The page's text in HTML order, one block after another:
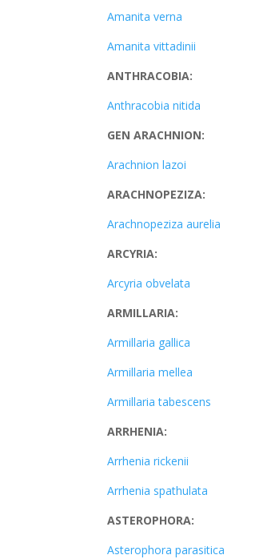
Amanita verna
Amanita vittadinii
ANTHRACOBIA:
Anthracobia nitida
GEN ARACHNION:
Arachnion lazoi
ARACHNOPEZIZA:
Arachnopeziza aurelia
ARCYRIA:
Arcyria obvelata
ARMILLARIA:
Armillaria gallica
Armillaria mellea
Armillaria tabescens
ARRHENIA:
Arrhenia rickenii
Arrhenia spathulata
ASTEROPHORA:
Asterophora parasitica